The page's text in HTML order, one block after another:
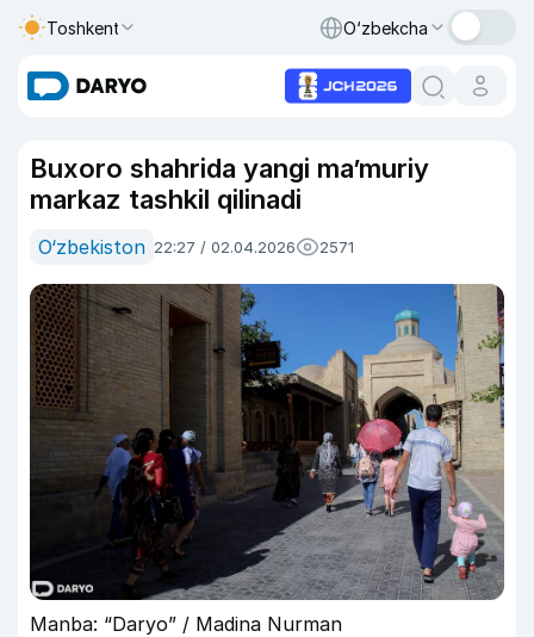
Toshkent O‘zbekcha
Buxoro shahrida yangi ma’muriy
markaz tashkil qilinadi
O‘zbekiston 22:27 / 02.04.2026 2571
Manba: “Daryo” / Madina Nurman